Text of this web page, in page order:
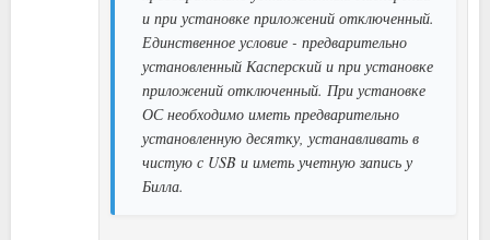
и при установке приложений отключенный.
Единственное условие - предварительно
установленный Касперский и при установке
приложений отключенный. При установке
ОС необходимо иметь предварительно
установленную десятку, устанавливать в
чистую с USB и иметь учетную запись у
Билла.